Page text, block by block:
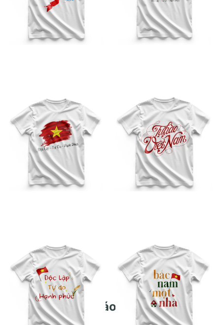
Áo Việt Nam Họa Tiết TB –
06
Áo Việt Nam Họa Tiết TB –
07
Áo Việt Nam Họa Tiết TB –
08
Áo Việt Nam Họa Tiết TB –
09
Bảng giá may in áo cờ đỏ sao vàng